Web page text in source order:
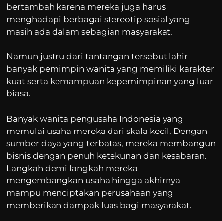
bertambah karena mereka juga harus
menghadapi berbagai stereotip sosial yang
masih ada dalam sebagian masyarakat.
Namun justru dari tantangan tersebut lahir
banyak pemimpin wanita yang memiliki karakter
kuat serta kemampuan kepemimpinan yang luar
biasa.
Banyak wanita pengusaha Indonesia yang
memulai usaha mereka dari skala kecil. Dengan
sumber daya yang terbatas, mereka membangun
bisnis dengan penuh ketekunan dan kesabaran.
Langkah demi langkah mereka
mengembangkan usaha hingga akhirnya
mampu menciptakan perusahaan yang
memberikan dampak luas bagi masyarakat.